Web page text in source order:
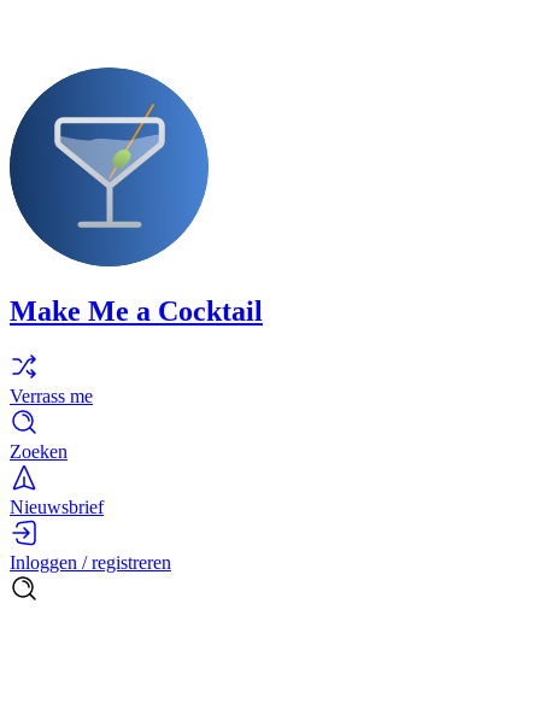
Make Me a Cocktail
Verrass me
Zoeken
Nieuwsbrief
Inloggen / registreren